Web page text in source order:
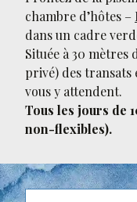
chambre d’hôtes –
dans un cadre
Située à 30 mètres
privé) des
vous y attendent.
Tous les jours de
non-flexibles).